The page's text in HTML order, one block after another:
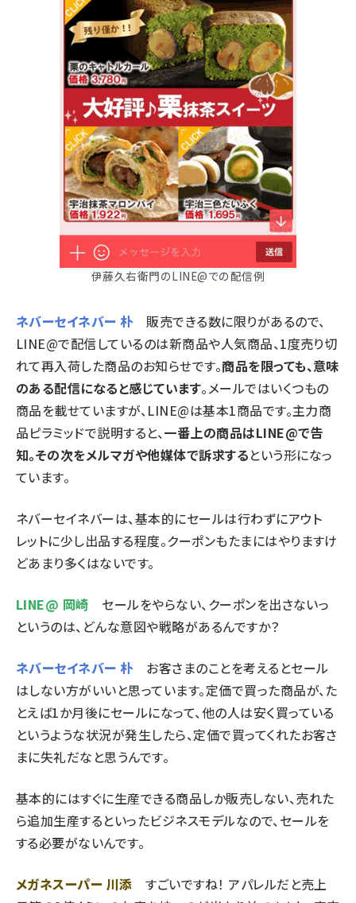
伊藤久右衛門のLINE@での配信例
ネバーセイネバー 朴販売できる数に限りがあるので、
LINE@で配信しているのは新商品や人気商品、1度売り切
れて再入荷した商品のお知らせです。商品を限っても、意味
のある配信になると感じています。メールではいくつもの
商品を載せていますが、LINE@は基本1商品です。主力商
品ピラミッドで説明すると、一番上の商品はLINE@で告
知。その次をメルマガや他媒体で訴求するという形になっ
ています。
ネバーセイネバーは、基本的にセールは行わずにアウト
レットに少し出品する程度。クーポンもたまにはやりますけ
どあまり多くはないです。
LINE@ 岡崎 セールをやらない、クーポンを出さないっ
というのは、どんな意図や戦略があるんですか？
ネバーセイネバー 朴お客さまのことを考えるとセール
はしない方がいいと思っています。定価で買った商品が、た
とえば1か月後にセールになって、他の人は安く買っている
というような状況が発生したら、定価で買ってくれたお客さ
まに失礼だなと思うんです。
基本的にはすぐに生産できる商品しか販売しない、売れた
ら追加生産するといったビジネスモデルなので、セールを
する必要がないんです。
メガネスーパー 川添すごいですね！ アパレルだと売上